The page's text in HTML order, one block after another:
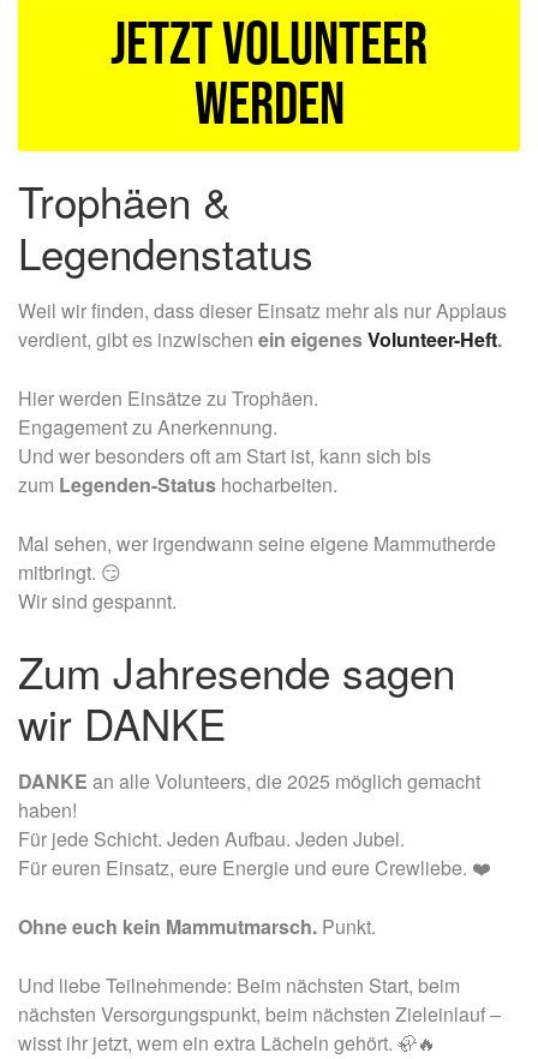
Jetzt Volunteer
werden
Trophäen &
Legendenstatus
Weil wir finden, dass dieser Einsatz mehr als nur Applaus
verdient, gibt es inzwischen ein eigenesVolunteer-Heft.
Hier werden Einsätze zu Trophäen.
Engagement zu Anerkennung.
Und wer besonders oft am Start ist, kann sich bis
zum Legenden-Status hocharbeiten.
Mal sehen, wer irgendwann seine eigene Mammutherde
mitbringt. 😏
Wir sind gespannt.
Zum Jahresende sagen
wir DANKE
DANKE an alle Volunteers, die 2025 möglich gemacht
haben!
Für jede Schicht. Jeden Aufbau. Jeden Jubel.
Für euren Einsatz, eure Energie und eure Crewliebe. ❤️
Ohne euch kein Mammutmarsch. Punkt.
Und liebe Teilnehmende: Beim nächsten Start, beim
nächsten Versorgungspunkt, beim nächsten Zieleinlauf –
wisst ihr jetzt, wem ein extra Lächeln gehört. 🦣🔥